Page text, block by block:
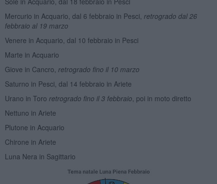
Mercurio in Acquario, dal 6 febbraio in Pesci, retrogrado dal 26
febbraio al 19 marzo
Venere in Acquario, dal 10 febbraio in Pesci
Marte in Acquario
Giove in Cancro, retrogrado fino il 10 marzo
Saturno in Pesci, dal 14 febbraio in Ariete
Urano in Toro retrogrado fino il 3 febbraio , poi in moto diretto
Nettuno in Ariete
Plutone in Acquario
Chirone in Ariete
Luna Nera in Sagittario